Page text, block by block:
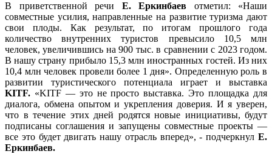
В приветственной речи Е. Еркинбаев отметил: «Наши
совместные усилия, направленные на развитие туризма дают
свои плоды. Как результат, по итогам прошлого года
количество внутренних туристов превысило 10,5 млн
человек, увеличившись на 900 тыс. в сравнении с 2023 годом.
В нашу страну прибыло 15,3 млн иностранных гостей. Из них
10,4 млн человек провели более 1 дня». Определенную роль в
развитии туристического потенциала играет и выставка
KITF. «KITF — это не просто выставка. Это площадка для
диалога, обмена опытом и укрепления доверия. И я уверен,
что в течение этих дней родятся новые инициативы, будут
подписаны соглашения и запущены совместные проекты —
все это будет двигать нашу отрасль вперед», - подчеркнул Е.
Еркинбаев.